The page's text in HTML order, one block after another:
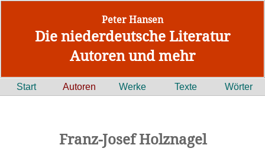
Peter Hansen
Die niederdeutsche Literatur
Autoren und mehr
Start Autoren Werke Texte Wörter
Franz-Josef Holznagel